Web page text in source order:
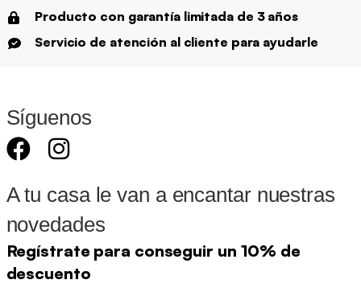
Producto con garantía limitada de 3 años
Servicio de atención al cliente para ayudarle
Síguenos
A tu casa le van a encantar nuestras
novedades
Regístrate para conseguir un 10% de
descuento